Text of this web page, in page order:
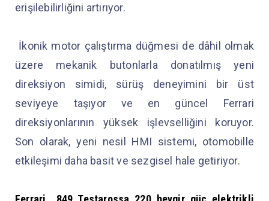
erişilebilirliğini artırıyor.
İkonik motor çalıştırma düğmesi de dâhil olmak
üzere mekanik butonlarla donatılmış yeni
direksiyon simidi, sürüş deneyimini bir üst
seviyeye taşıyor ve en güncel Ferrari
direksiyonlarının yüksek işlevselliğini koruyor.
Son olarak, yeni nesil HMI sistemi, otomobille
etkileşimi daha basit ve sezgisel hale getiriyor.